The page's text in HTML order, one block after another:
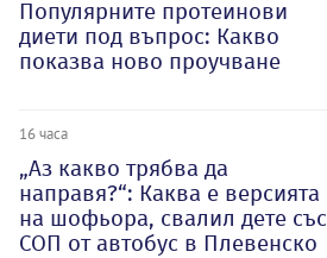
Популярните протеинови
диети под въпрос: Какво
показва ново проучване
16 часа
„Аз какво трябва да
направя?“: Каква е версията
на шофьора, свалил дете със
СОП от автобус в Плевенско